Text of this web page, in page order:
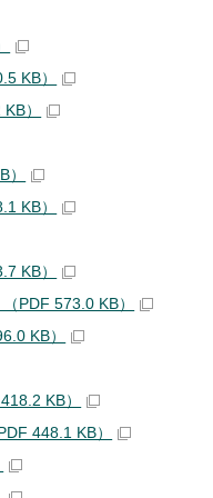
KB）
）
KB）
KB）
PDF 573.0 KB）
KB）
KB）
448.1 KB）